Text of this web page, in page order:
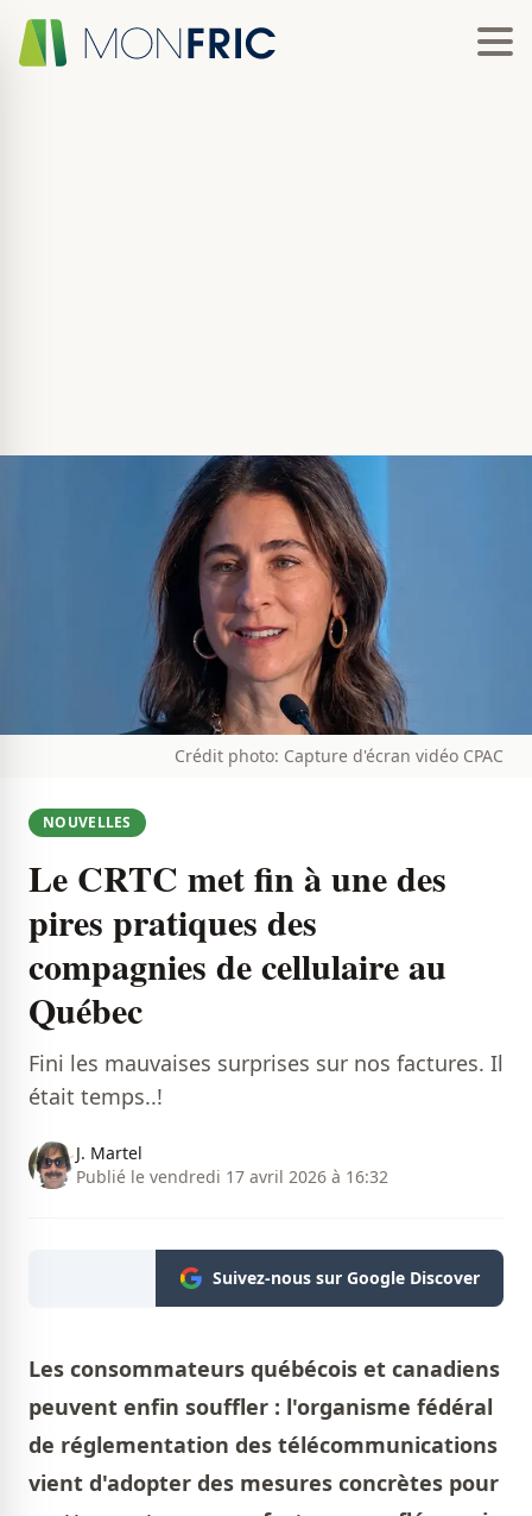
Crédit photo: Capture d'écran vidéo CPAC
NOUVELLES
Le CRTC met fin à une des
pires pratiques des
compagnies de cellulaire au
Québec
Fini les mauvaises surprises sur nos factures. Il
était temps..!
J. Martel
Publié le vendredi 17 avril 2026 à 16:32
Suivez-nous sur Google Discover
Les consommateurs québécois et canadiens
peuvent enfin souffler : l'organisme fédéral
de réglementation des télécommunications
vient d'adopter des mesures concrètes pour